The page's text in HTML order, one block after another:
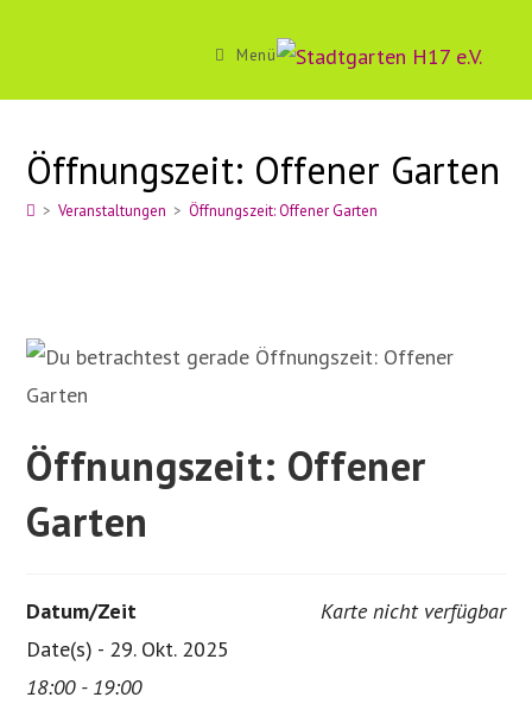
Menü
Öffnungszeit: Offener Garten
> Veranstaltungen > Öffnungszeit: Offener Garten
Öffnungszeit: Offener
Garten
Karte nicht verfügbar
Datum/Zeit
Date(s) - 29. Okt. 2025
18:00 - 19:00